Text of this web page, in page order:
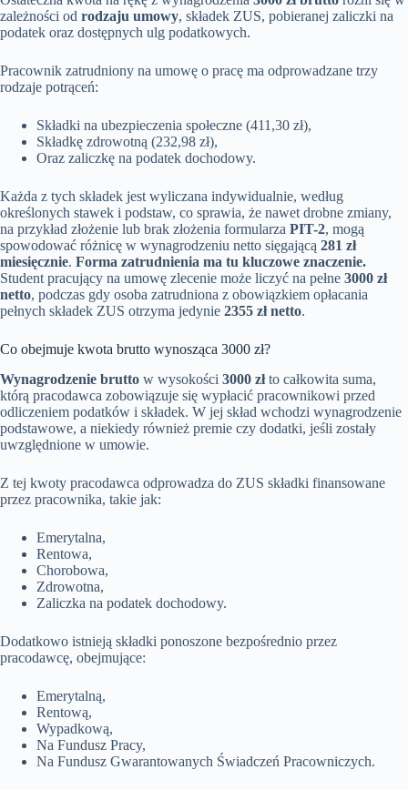
zależności od rodzaju umowy, składek ZUS, pobieranej zaliczki na
podatek oraz dostępnych ulg podatkowych.
Pracownik zatrudniony na umowę o pracę ma odprowadzane trzy
rodzaje potrąceń:
Składki na ubezpieczenia społeczne (411,30 zł),
Składkę zdrowotną (232,98 zł),
Oraz zaliczkę na podatek dochodowy.
Każda z tych składek jest wyliczana indywidualnie, według
określonych stawek i podstaw, co sprawia, że nawet drobne zmiany,
na przykład złożenie lub brak złożenia formularza PIT-2, mogą
spowodować różnicę w wynagrodzeniu netto sięgającą 281 zł
miesięcznie. Forma zatrudnienia ma tu kluczowe znaczenie.
Student pracujący na umowę zlecenie może liczyć na pełne 3000 zł
netto, podczas gdy osoba zatrudniona z obowiązkiem opłacania
pełnych składek ZUS otrzyma jedynie 2355 zł netto.
Co obejmuje kwota brutto wynosząca 3000 zł?
Wynagrodzenie brutto w wysokości 3000 złto całkowita suma,
którą pracodawca zobowiązuje się wypłacić pracownikowi przed
odliczeniem podatków i składek. W jej skład wchodzi wynagrodzenie
podstawowe, a niekiedy również premie czy dodatki, jeśli zostały
uwzględnione w umowie.
Z tej kwoty pracodawca odprowadza do ZUS składki finansowane
przez pracownika, takie jak:
Emerytalna,
Rentowa,
Chorobowa,
Zdrowotna,
Zaliczka na podatek dochodowy.
Dodatkowo istnieją składki ponoszone bezpośrednio przez
pracodawcę, obejmujące:
Emerytalną,
Rentową,
Wypadkową,
Na Fundusz Pracy,
Na Fundusz Gwarantowanych Świadczeń Pracowniczych.